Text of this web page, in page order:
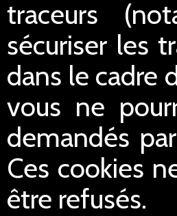
traceurs
sécuriser les
dans le cadre
vous ne
demandés
Ces cookies
être refusés.